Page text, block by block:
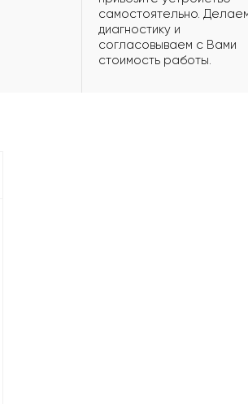
самостоятельно.
диагностику и
согласовываем с Вами
стоимость работы.